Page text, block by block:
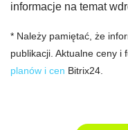
informacje na temat
* Należy pamiętać, że
publikacji. Aktualne ceny i
planów i cen Bitrix24.